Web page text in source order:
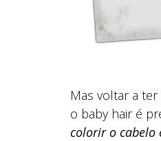
Mas voltar a
o baby hair é
colorir o cabelo